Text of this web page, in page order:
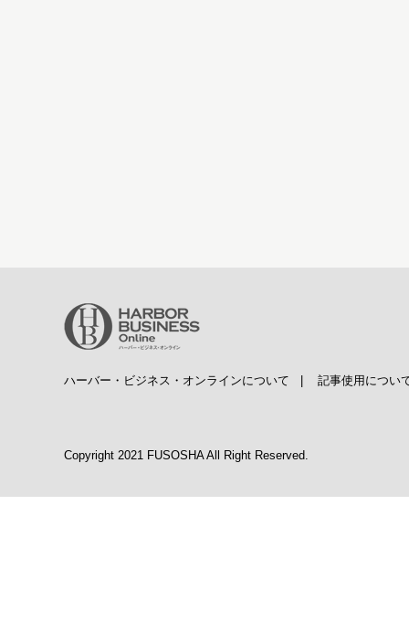
ハーバー・ビジネス・オンラインについて | 記事使用につい
Copyright 2021 FUSOSHA All Right Reserved.